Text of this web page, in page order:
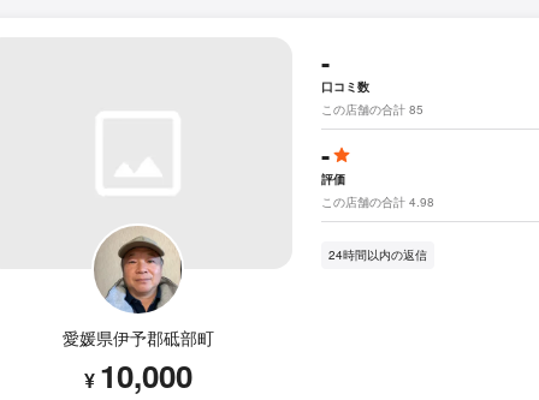
愛媛県伊予郡砥部町
¥ 10,000
-
口コミ数
この店舗の合計 85
-
評価
この店舗の合計 4.98
24時間以内の返信